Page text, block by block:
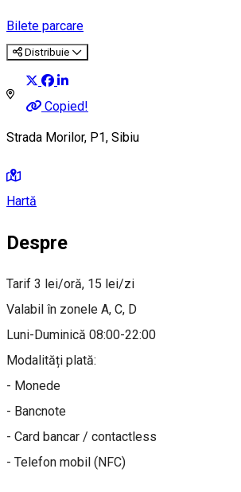
Bilete parcare
Distribuie
Copied!
Strada Morilor, P1, Sibiu
Hartă
Despre
Tarif 3 lei/oră, 15 lei/zi
Valabil în zonele A, C, D
Luni-Duminică 08:00-22:00
Modalități plată:
- Monede
- Bancnote
- Card bancar / contactless
- Telefon mobil (NFC)